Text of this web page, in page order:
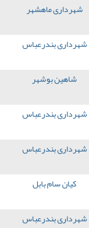
شهرداری بندرعباس
شهید قندی یزد
شهرداری بندرعباس
مس نوین
آریو اسلامشهر
شهرداری بندرعباس
شهرداری نوشهر